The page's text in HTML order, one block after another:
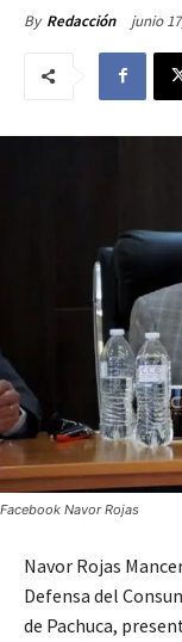
By Redacción junio
Facebook Navor Rojas
Navor Rojas
Defensa del
de Pachuca,